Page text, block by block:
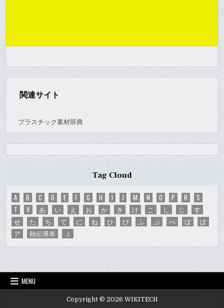
関連サイト
プラスチック素材辞典
Tag Cloud
A B C D E F G H I J M N O P R
S
T
V あ い え お か き け こ し じ
す
せ
た ち て に ね ひ び ふ ぷ べ ぼ
ぽ
ア
熱伝導率 Ｊ
MENU
Copyright © 2026 WIKITECH